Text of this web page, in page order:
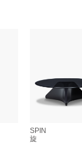
SPIN
旋